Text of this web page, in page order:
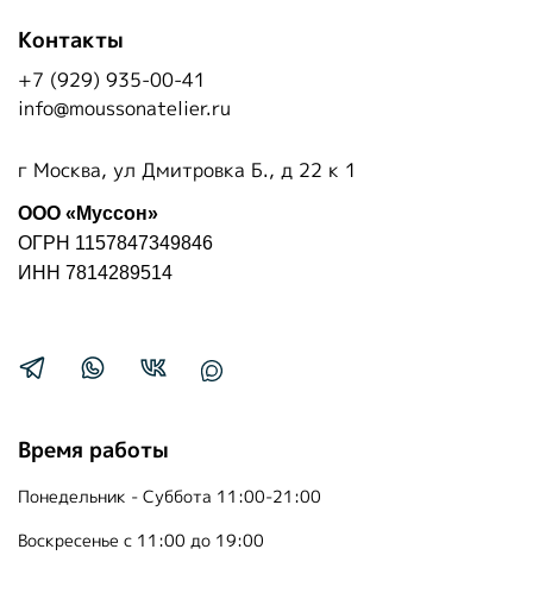
Время работы
Понедельник - Суббота 11:00-21:00
Воскресенье с 11:00 до 19:00
Контакты
+7 (929) 935-00-41
info@moussonatelier.ru
г Москва, ул Дмитровка Б., д 22 к 1
ООО «Муссон»
ОГРН 1157847349846
ИНН 7814289514